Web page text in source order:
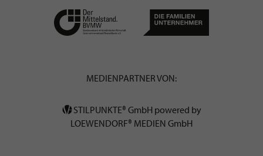
MEDIENPARTNER VON:
STILPUNKTE® GmbH powered by
LOEWENDORF® MEDIEN GmbH